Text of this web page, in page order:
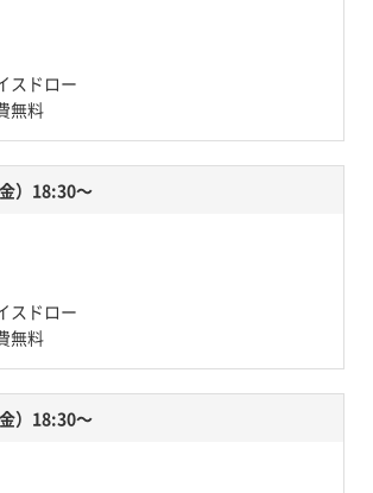
スドロー
無料
）18:30〜
スドロー
無料
）18:30〜